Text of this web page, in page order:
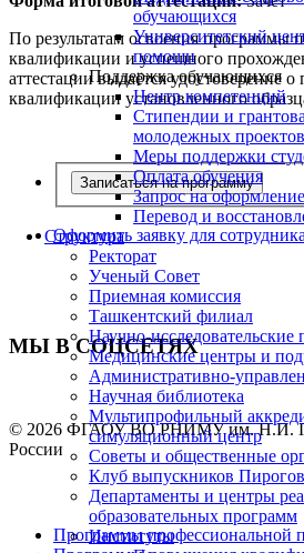
обучающихся
Университетский
помощи
Поддержка обучающихся
Центр компетенций
Стипендии и
молодежных проектов
Меры поддержки
Оплата обучения
Запрос на
Перевод и
Структура
Ректорат
Ученый Совет
Приемная комиссия
Ташкентский филиал
Научно-исследовательские
Медицинские центры и
Административно-
Научная библиотека
Мультипрофильный
симуляционный центр
Советы и общественные
Клуб выпускников
Департаменты и центры
образовательных программ
Институты
По результатам освоения программы
квалификации и успешного
аттестации выдаётся удостоверение
квалификации установленного
Записаться на программу
Оформить заявку для
МЫ В СОЦСЕТЯХ
© 2026 ФГАОУ ВО РНИМУ им. Н.И.
России
Программы профессиональной